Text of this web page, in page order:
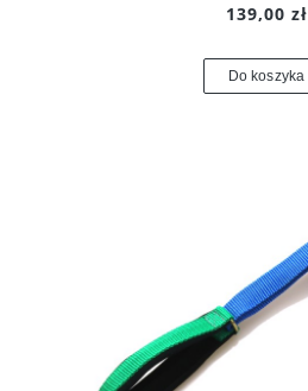
139,00 zł
Do koszyka